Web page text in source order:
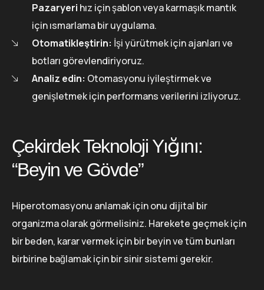
Pazaryeri hız için şablon veya karmaşık mantık
için ısmarlama bir uygulama.
Otomatikleştirin: İşi yürütmek için ajanları ve
botları görevlendiriyoruz.
Analiz edin: Otomasyonu iyileştirmek ve
genişletmek için performans verilerini izliyoruz.
Çekirdek Teknoloji Yığını:
“Beyin ve Gövde”
Hiperotomasyonu anlamak için onu dijital bir
organizma olarak görmelisiniz. Harekete geçmek için
bir beden, karar vermek için bir beyin ve tüm bunları
birbirine bağlamak için bir sinir sistemi gerekir.